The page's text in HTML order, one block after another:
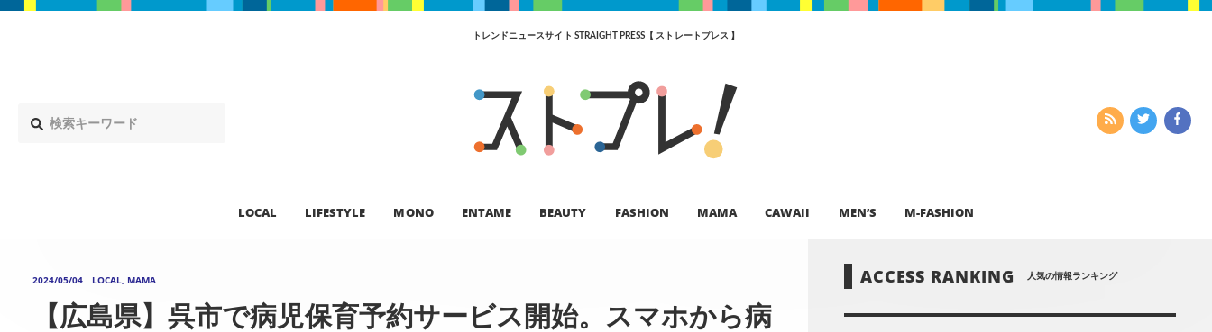
トレンドニュースサイト STRAIGHT PRESS【 ストレートプレス 】
LOCAL LIFESTYLE MONO ENTAME BEAUTY FASHION MAMA CAWAII MEN’S M-FASHION
2024/05/04 LOCAL, MAMA
【広島県】呉市で病児保育予約サービス開始。スマホから病
ACCESS RANKING 人気の情報ランキング